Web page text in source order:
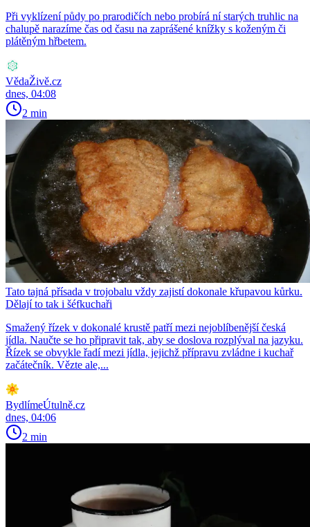
Při vyklízení půdy po prarodičích nebo probírá ní starých truhlic na
chalupě narazíme čas od času na zaprášené knížky s koženým či
plátěným hřbetem.
VědaŽivě.cz
dnes, 04:08
2 min
Tato tajná přísada v trojobalu vždy zajistí dokonale křupavou kůrku.
Dělají to tak i šéfkuchaři
Smažený řízek v dokonalé krustě patří mezi nejoblíbenější česká
jídla. Naučte se ho připravit tak, aby se doslova rozplýval na jazyku.
Řízek se obvykle řadí mezi jídla, jejichž přípravu zvládne i kuchař
začátečník. Vězte ale,...
BydlímeÚtulně.cz
dnes, 04:06
2 min